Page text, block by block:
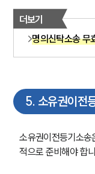
더보기
명의신탁소송 무
5. 소유권이전
소유권이전등기소송
적으로 준비해야 합